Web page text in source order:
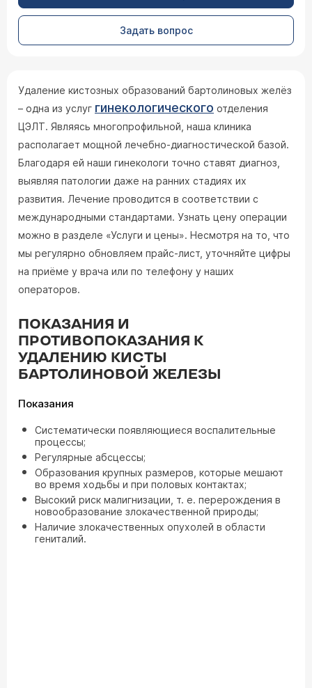
Задать вопрос
Удаление кистозных образований бартолиновых желёз
– одна из услуг гинекологического отделения
ЦЭЛТ. Являясь многопрофильной, наша клиника
располагает мощной лечебно-диагностической базой.
Благодаря ей наши гинекологи точно ставят диагноз,
выявляя патологии даже на ранних стадиях их
развития. Лечение проводится в соответствии с
международными стандартами. Узнать цену операции
можно в разделе «Услуги и цены». Несмотря на то, что
мы регулярно обновляем прайс-лист, уточняйте цифры
на приёме у врача или по телефону у наших
операторов.
ПОКАЗАНИЯ И
ПРОТИВОПОКАЗАНИЯ К
УДАЛЕНИЮ КИСТЫ
БАРТОЛИНОВОЙ ЖЕЛЕЗЫ
Показания
Систематически появляющиеся воспалительные
процессы;
Регулярные абсцессы;
Образования крупных размеров, которые мешают
во время ходьбы и при половых контактах;
Высокий риск малигнизации, т. е. перерождения в
новообразование злокачественной природы;
Наличие злокачественных опухолей в области
гениталий.